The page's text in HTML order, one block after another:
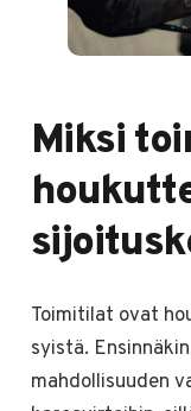
Miksi
Toimitilat ovat
syistä.
mahdollisuuden